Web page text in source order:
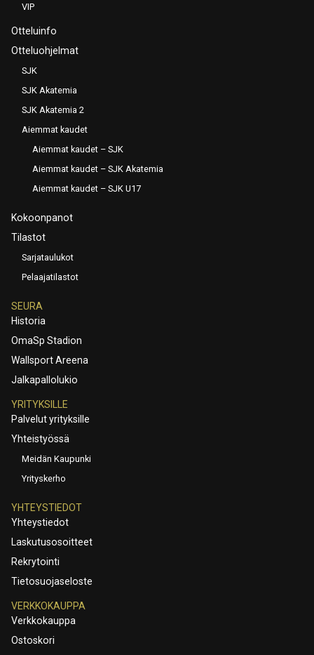
VIP
Otteluinfo
Otteluohjelmat
SJK
SJK Akatemia
SJK Akatemia 2
Aiemmat kaudet
Aiemmat kaudet – SJK
Aiemmat kaudet – SJK Akatemia
Aiemmat kaudet – SJK U17
Kokoonpanot
Tilastot
Sarjataulukot
Pelaajatilastot
SEURA
Historia
OmaSp Stadion
Wallsport Areena
Jalkapallolukio
YRITYKSILLE
Palvelut yrityksille
Yhteistyössä
Meidän Kaupunki
Yrityskerho
YHTEYSTIEDOT
Yhteystiedot
Laskutusosoitteet
Rekrytointi
Tietosuojaseloste
VERKKOKAUPPA
Verkkokauppa
Ostoskori